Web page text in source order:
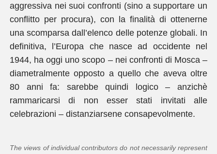
aggressiva nei suoi confronti (sino a supportare un
conflitto per procura), con la finalità di ottenerne
una scomparsa dall’elenco delle potenze globali. In
definitiva, l’Europa che nasce ad occidente nel
1944, ha oggi uno scopo – nei confronti di Mosca –
diametralmente opposto a quello che aveva oltre
80 anni fa: sarebbe quindi logico – anzichè
rammaricarsi di non esser stati invitati alle
celebrazioni – distanziarsene consapevolmente.
The views of individual contributors do not necessarily represent